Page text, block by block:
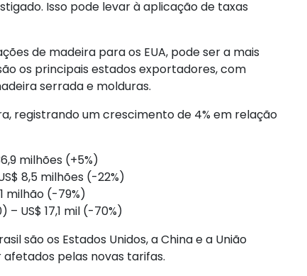
Isso pode levar à aplicação de taxas
de madeira para os EUA, pode ser a mais
os principais estados exportadores, com
serrada e molduras.
registrando um crescimento de 4% em relação
milhões (+5%)
8,5 milhões (-22%)
milhão (-79%)
US$ 17,1 mil (-70%)
são os Estados Unidos, a China e a União
pelas novas tarifas.